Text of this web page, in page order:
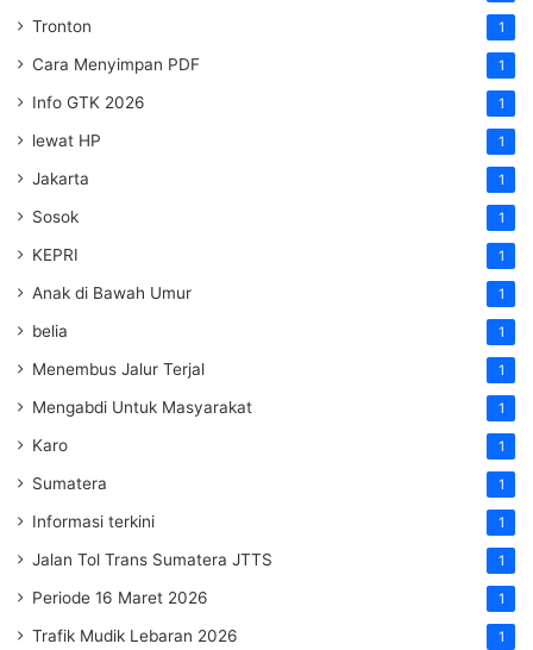
Tronton 1
Cara Menyimpan PDF 1
Info GTK 2026 1
lewat HP 1
Jakarta 1
Sosok 1
KEPRI 1
Anak di Bawah Umur 1
belia 1
Menembus Jalur Terjal 1
Mengabdi Untuk Masyarakat 1
Karo 1
Sumatera 1
Informasi terkini 1
Jalan Tol Trans Sumatera JTTS 1
Periode 16 Maret 2026 1
Trafik Mudik Lebaran 2026 1